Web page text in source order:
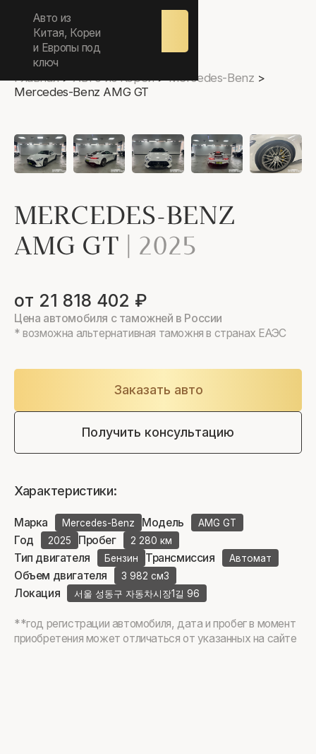
Авто из
Китая, Кореи
и Европы под
ключ
Оставить
заявку
Главная>Авто из Кореи>Mercedes-Benz >
Mercedes-Benz AMG GT
MERCEDES-BENZ
AMG GT | 2025
от 21 818 402 ₽
Цена автомобиля с таможней в России
* возможна альтернативная таможня в странах ЕАЭС
Заказать авто
Получить консультацию
Характеристики:
Марка Mercedes-Benz Модель AMG GT
Год 2025 Пробег 2 280 км
Тип двигателя Бензин Трансмиссия Автомат
Объем двигателя 3 982 см3
Локация 서울 성동구 자동차시장1길 96
**год регистрации автомобиля, дата и пробег в момент
приобретения может отличаться от указанных на сайте